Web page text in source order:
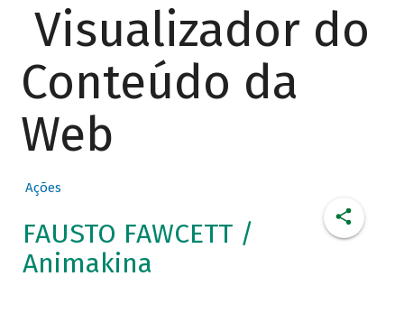
Visualizador do
Conteúdo da
Web
Ações
FAUSTO FAWCETT /
Animakina